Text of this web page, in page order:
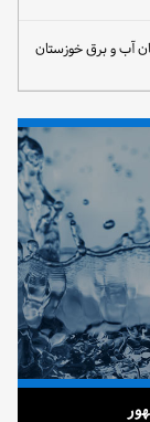
آب و برق خوزستان